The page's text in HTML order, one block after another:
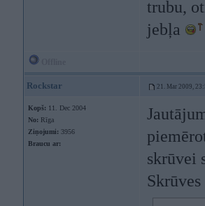
trubu,
jebļa
Rockstar 21. Mar 2009,
Kopš: 11. Dec 2004
No: Rīga
Ziņojumi: 3956
Braucu ar:
skrūvei